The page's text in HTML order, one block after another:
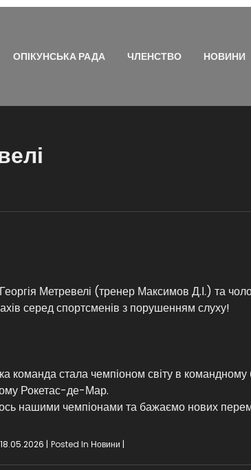
ОПІКУНСЬКА РАДА ЧЛЕНСТВО НОВИНИ
Метревелі (тренер Максимов Д.І.) та
серед спортсменів з порушенням слуху!
команда стала чемпіоном світу в
Рокетас-де-Мар.
нашими чемпіонами та бажаємо нових
18.05.2026 Posted In Новини